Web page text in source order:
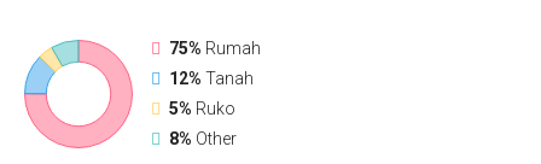
75% Rumah
12% Tanah
5% Ruko
8% Other